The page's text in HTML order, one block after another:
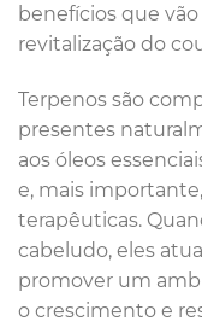
benefícios que
revitalização do
Terpenos são
presentes
aos óleos
e, mais
terapêuticas.
cabeludo, eles
promover um
o crescimento e